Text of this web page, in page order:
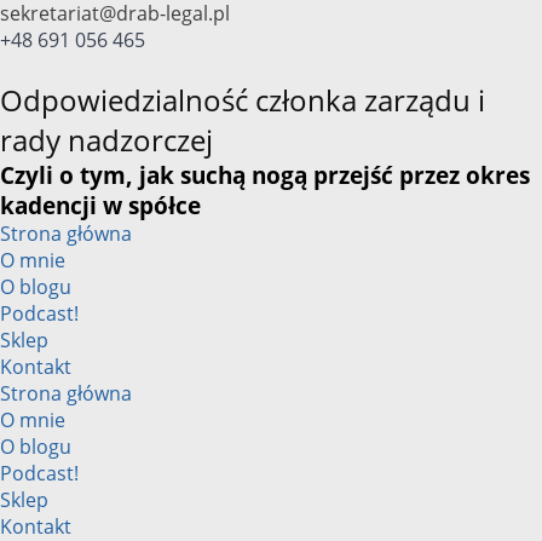
Przejdź
do
sekretariat@drab-legal.pl
+48 691 056 465
Odpowiedzialność członka zarządu i
rady nadzorczej
Czyli o tym, jak suchą nogą przejść przez okres
kadencji w spółce
Strona główna
O mnie
O blogu
Podcast!
Sklep
Kontakt
Strona główna
O mnie
O blogu
Podcast!
Sklep
Kontakt